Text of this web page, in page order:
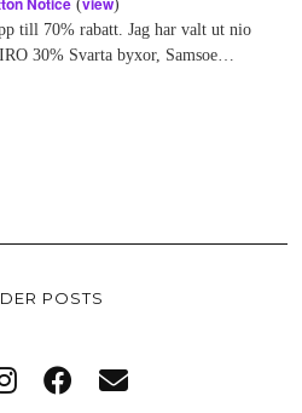
(
)
till 70% rabatt. Jag har valt ut nio
30% Svarta byxor, Samsoe…
POSTS